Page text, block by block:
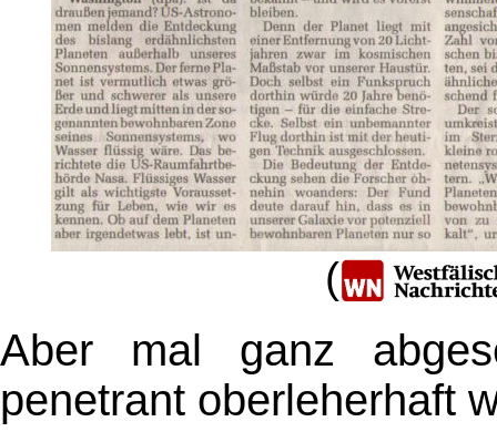
(
Aber mal ganz
penetrant oberleherhaft